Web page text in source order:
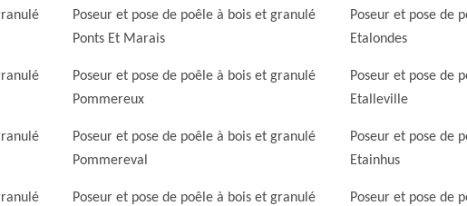
Poseur et pose de poêle à bois et granulé
Ponts Et Marais
Poseur et pose de poêle à bois et granulé
Pommereux
Poseur et pose de poêle à bois et granulé
Pommereval
Poseur et pose de poêle à bois et granulé
Poseur et pose de
Etalondes
Poseur et pose de
Etalleville
Poseur et pose de
Etainhus
Poseur et pose de